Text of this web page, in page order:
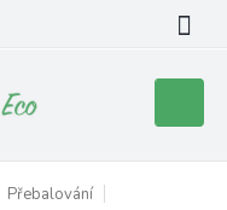
košík
Přebalování